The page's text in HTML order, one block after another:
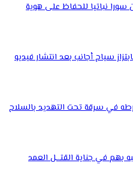
يلتمسون سورا نباتيا للحفاظ على هوية
سياح أجانب بعد انتشار فيديو
في سرقة تحت التهديد بالسلاح
في جناية القتـ.ـل العمد